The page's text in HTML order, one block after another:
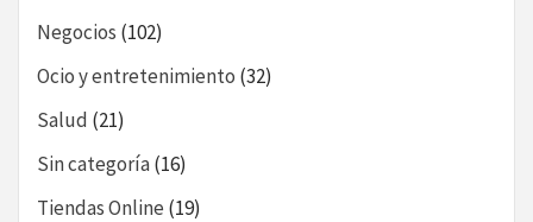
Negocios (102)
Ocio y entretenimiento (32)
Salud (21)
Sin categoría(16)
Tiendas Online (19)